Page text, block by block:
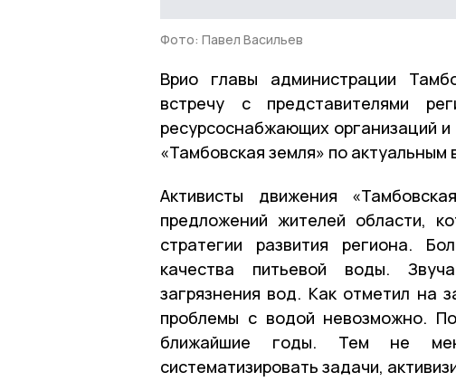
Фото: Павел Васильев
Врио главы администрации
встречу с представителями
ресурсоснабжающих организаций
«Тамбовская земля» по
Активисты движения
предложений жителей области,
стратегии развития региона.
качества питьевой воды.
загрязнения вод. Как отметил на
проблемы с водой невозможно.
ближайшие годы. Тем не
систематизировать задачи,